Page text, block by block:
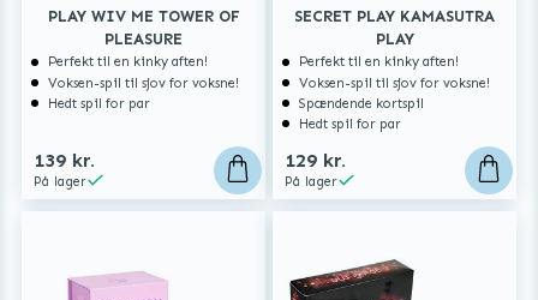
PLAY WIV ME TOWER OF
PLEASURE
Perfekt til en kinky aften!
Voksen-spil til sjov for voksne!
Hedt spil for par
139 kr.
På lager
SECRET PLAY KAMASUTRA
PLAY
Perfekt til en kinky aften!
Voksen-spil til sjov for voksne!
Spændende kortspil
Hedt spil for par
129 kr.
På lager